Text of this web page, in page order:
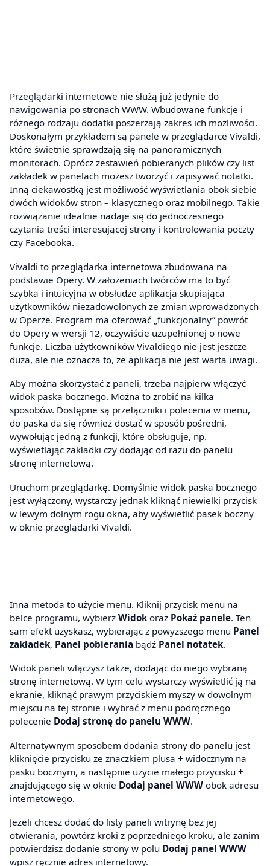
Przeglądarki internetowe nie służą już jedynie do
nawigowania po stronach WWW. Wbudowane funkcje i
różnego rodzaju dodatki poszerzają zakres ich możliwości.
Doskonałym przykładem są panele w przeglądarce Vivaldi,
które świetnie sprawdzają się na panoramicznych
monitorach. Oprócz zestawień pobieranych plików czy list
zakładek w panelach możesz tworzyć i zapisywać notatki.
Inną ciekawostką jest możliwość wyświetlania obok siebie
dwóch widoków stron – klasycznego oraz mobilnego. Takie
rozwiązanie idealnie nadaje się do jednoczesnego
czytania treści interesującej strony i kontrolowania poczty
czy Facebooka.
Vivaldi to przeglądarka internetowa zbudowana na
podstawie Opery. W założeniach twórców ma to być
szybka i intuicyjna w obsłudze aplikacja skupiająca
użytkowników niezadowolonych ze zmian wprowadzonych
w Operze. Program ma oferować „funkcjonalny” powrót
do Opery w wersji 12, oczywiście uzupełnionej o nowe
funkcje. Liczba użytkowników Vivaldiego nie jest jeszcze
duża, ale nie oznacza to, że aplikacja nie jest warta uwagi.
Aby można skorzystać z paneli, trzeba najpierw włączyć
widok paska bocznego. Można to zrobić na kilka
sposobów. Dostępne są przełączniki i polecenia w menu,
do paska da się również dostać w sposób pośredni,
wywołując jedną z funkcji, które obsługuje, np.
wyświetlając zakładki czy dodając od razu do panelu
stronę internetową.
Uruchom przeglądarkę. Domyślnie widok paska bocznego
jest wyłączony, wystarczy jednak kliknąć niewielki przycisk
w lewym dolnym rogu okna, aby wyświetlić pasek boczny
w oknie przeglądarki Vivaldi.
Inna metoda to użycie menu. Kliknij przycisk menu na
belce programu, wybierz Widok oraz Pokaż panele. Ten
sam efekt uzyskasz, wybierając z powyższego menu Panel
zakładek, Panel pobierania bądź Panel notatek.
Widok paneli włączysz także, dodając do niego wybraną
stronę internetową. W tym celu wystarczy wyświetlić ją na
ekranie, kliknąć prawym przyciskiem myszy w dowolnym
miejscu na tej stronie i wybrać z menu podręcznego
polecenie Dodaj stronę do panelu WWW.
Alternatywnym sposobem dodania strony do panelu jest
kliknięcie przycisku ze znaczkiem plusa + widocznym na
pasku bocznym, a następnie użycie małego przycisku +
znajdującego się w oknie Dodaj panel WWW obok adresu
internetowego.
Jeżeli chcesz dodać do listy paneli witrynę bez jej
otwierania, powtórz kroki z poprzedniego kroku, ale zanim
potwierdzisz dodanie strony w polu Dodaj panel WWW
wpisz ręcznie adres internetowy.